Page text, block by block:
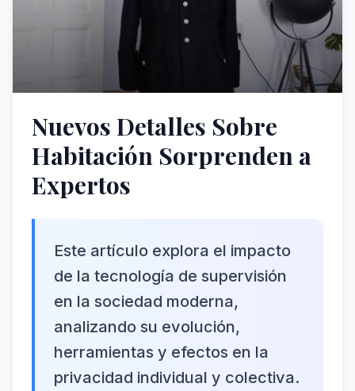
Nuevos Detalles Sobre
Habitación Sorprenden a
Expertos
Este artículo explora el impacto
de la tecnología de supervisión
en la sociedad moderna,
analizando su evolución,
herramientas y efectos en la
privacidad individual y colectiva.